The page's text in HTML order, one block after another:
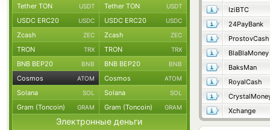
IziBTC
24PayBank
ProstovCash
BlaBlaMoney
BaksMan
RoyalCash
Xchange
Tether TON USDT Tether TON USDT
USDC ERC20 USDC USDC ERC20 USDC
Zcash ZEC Zcash ZEC
TRON TRX TRON TRX
BNB BEP20 BNB BNB BEP20 BNB
Cosmos ATOM Cosmos ATOM
Solana SOL Solana SOL
Gram (Toncoin) GRAM Gram (Toncoin) GRAM
Электронные деньги